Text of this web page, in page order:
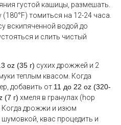
густой кашицы, размешать.
томиться на 12-24 часа.
вскипяченной водой до
и слить чистый
oz (35 г) сухих дрожжей и 2
теплым квасом. Когда
добавить от 11 до 22 oz (320-
(7 г) хмеля в гранулах (hop
дрожжи и изюм
квас процедить и